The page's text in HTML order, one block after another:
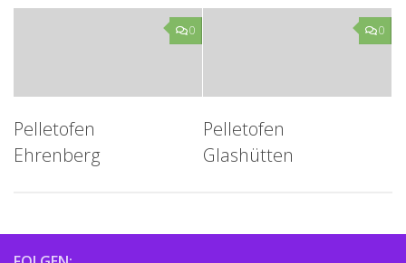
0
Pelletofen
Ehrenberg
0
Pelletofen
Glashütten